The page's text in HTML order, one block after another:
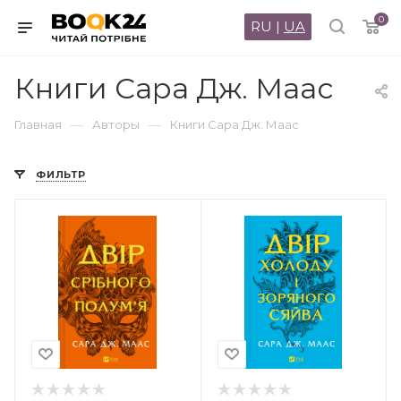
0
RU | UA
Книги Сара Дж. Маас
Главная — Авторы — Книги Сара Дж. Маас
ФИЛЬТР